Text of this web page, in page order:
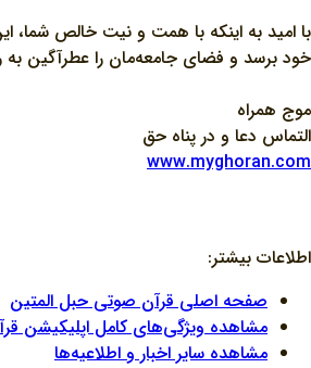
با امید به اینکه با همت و نیت خالص شما،
خود برسد و فضای جامعه‌مان را عطرآگین به
موج همراه
التماس دعا و در پناه حق
www.myghoran.com
اطلاعات بیشتر:
صفحه اصلی قرآن صوتی حبل المتین
مشاهده ویژگی‌های کامل اپلیکیشن
مشاهده سایر اخبار و اطلاعیه‌ها